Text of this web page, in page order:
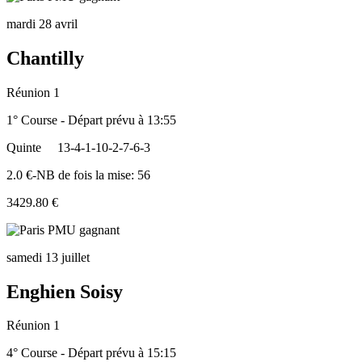
mardi 28 avril
Chantilly
Réunion 1
1° Course - Départ prévu à 13:55
Quinte
13-4-1-10-2-7-6-3
2.0 €-NB de fois la mise: 56
3429.80 €
samedi 13 juillet
Enghien Soisy
Réunion 1
4° Course - Départ prévu à 15:15